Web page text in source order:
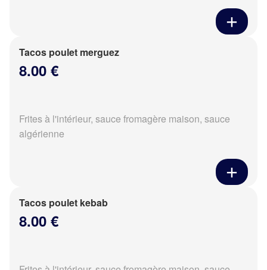
Tacos poulet merguez
8.00 €
Frites à l'intérieur, sauce fromagère maison, sauce
algérienne
Tacos poulet kebab
8.00 €